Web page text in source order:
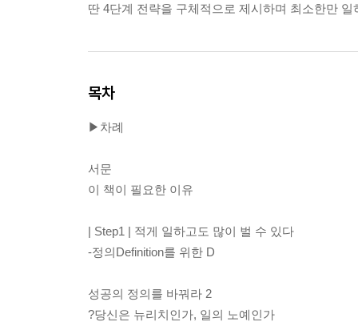
딴 4단계 전략을 구체적으로 제시하며 최소한만
목차
▶차례
서문
이 책이 필요한 이유
| Step1 | 적게 일하고도 많이 벌 수 있다
-정의Definition를 위한 D
성공의 정의를 바꿔라 2
?당신은 뉴리치인가, 일의 노예인가